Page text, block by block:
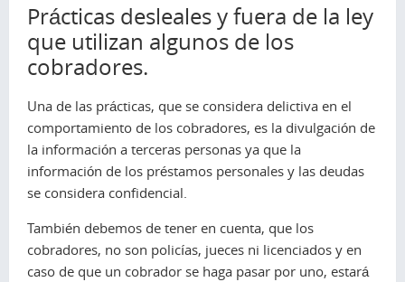
Prácticas desleales y fuera de la ley
que utilizan algunos de los
cobradores.
Una de las prácticas, que se considera delictiva en el
comportamiento de los cobradores, es la divulgación de
la información a terceras personas ya que la
información de los préstamos personales y las deudas
se considera confidencial.
También debemos de tener en cuenta, que los
cobradores, no son policías, jueces ni licenciados y en
caso de que un cobrador se haga pasar por uno, estará